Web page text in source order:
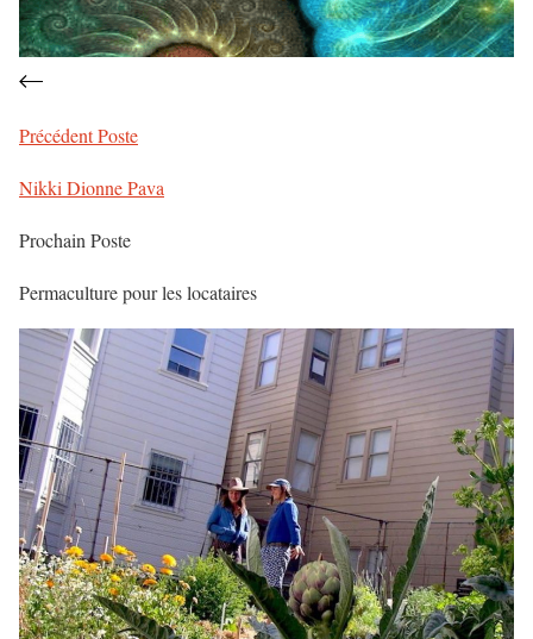
PrécédentPoste
Nikki Dionne Pava
Prochain Poste
Permaculture pour les locataires